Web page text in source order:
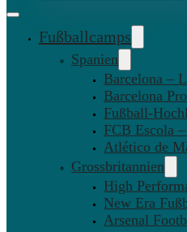
Fußballcamps
Spanien
Barcelona –
Barcelona
Fußball-
FCB Escola
Atlético de
Grossbritannien
High
New Era
Arsenal